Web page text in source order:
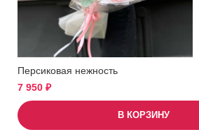
Персиковая нежность
7 950 ₽
В КОРЗИНУ